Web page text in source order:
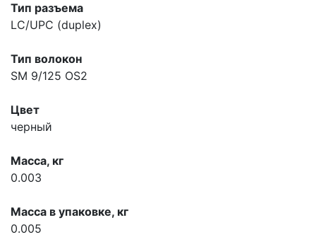
Тип разъема
LC/UPC (duplex)
Тип волокон
SM 9/125 OS2
Цвет
черный
Масса, кг
0.003
Масса в упаковке, кг
0.005